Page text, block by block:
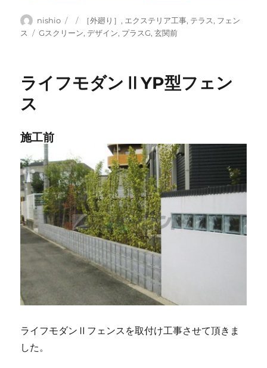
投
稿
nishio
投
稿
カ
テ
［外廻り］ , エクステリア工事, テラス, フェン
ス
タ
Gスクリーン,デザイン, プラスG,玄関前
ライフモダンⅡYP型フェン
ス
施工前
ライフモダンⅡフェンスを取付け工事させて頂きま
した。